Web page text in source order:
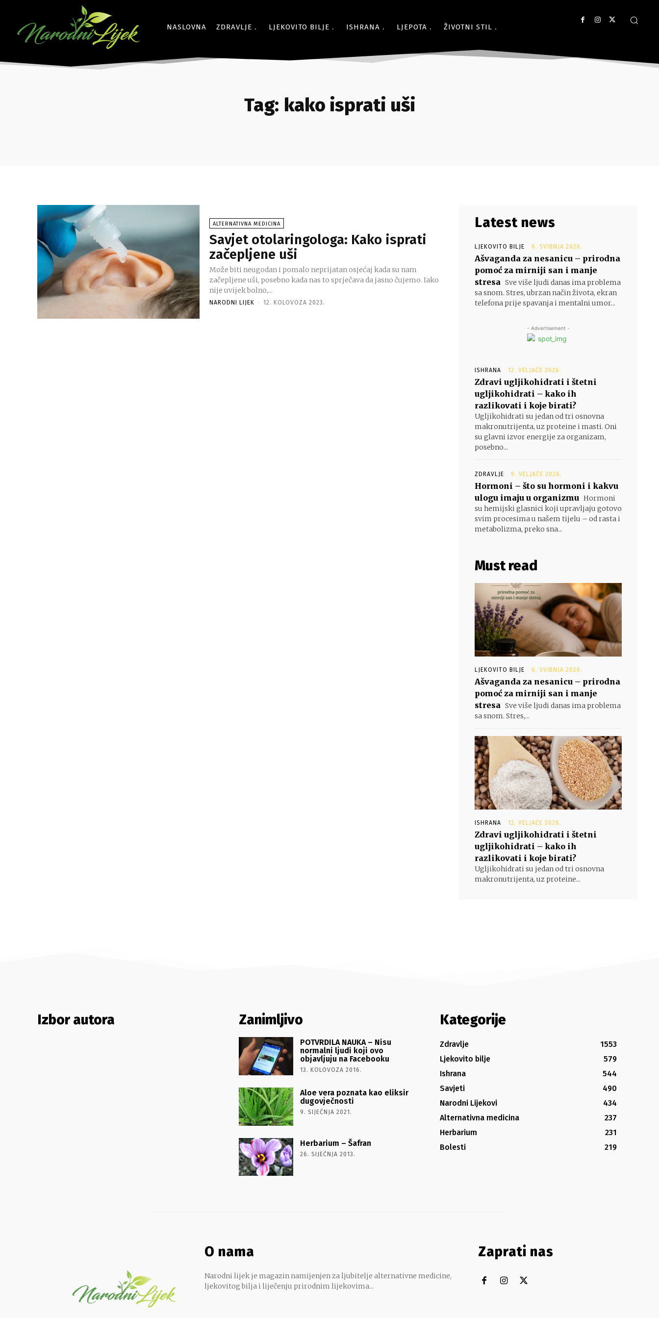
NASLOVNA ZDRAVLJE LJEKOVITO BILJE ISHRANA LJEPOTA ŽIVOTNI STIL
Tag: kako isprati uši
ALTERNATIVNA MEDICINA
Savjet otolaringologa: Kako isprati
začepljene uši
Može biti neugodan i pomalo neprijatan osjećaj kada su nam
začepljene uši, posebno kada nas to sprječava da jasno čujemo. Iako
nije uvijek bolno,...
NARODNI LIJEK - 12. KOLOVOZA 2023.
Latest news
LJEKOVITO BILJE 6. SVIBNJA 2026.
Ašvaganda za nesanicu – prirodna
pomoć za mirniji san i manje
stresa Sve više ljudi danas ima problema
sa snom. Stres, ubrzan način života, ekran
telefona prije spavanja i mentalni umor...
- Advertisement -
ISHRANA 12. VELJAČE 2026.
Zdravi ugljikohidrati i štetni
ugljikohidrati – kako ih
razlikovati i koje birati?
Ugljikohidrati su jedan od tri osnovna
makronutrijenta, uz proteine i masti. Oni
su glavni izvor energije za organizam,
posebno...
ZDRAVLJE 9. VELJAČE 2026.
Hormoni – što su hormoni i kakvu
ulogu imaju u organizmu Hormoni
su hemijski glasnici koji upravljaju gotovo
svim procesima u našem tijelu – od rasta i
metabolizma, preko sna...
Must read
LJEKOVITO BILJE 6. SVIBNJA 2026.
Ašvaganda za nesanicu – prirodna
pomoć za mirniji san i manje
stresa Sve više ljudi danas ima problema
sa snom. Stres,...
ISHRANA 12. VELJAČE 2026.
Zdravi ugljikohidrati i štetni
ugljikohidrati – kako ih
razlikovati i koje birati?
Ugljikohidrati su jedan od tri osnovna
makronutrijenta, uz proteine...
Izbor autora Zanimljivo
POTVRDILA NAUKA – Nisu
normalni ljudi koji ovo
objavljuju na Facebooku
13. KOLOVOZA 2016.
Aloe vera poznata kao eliksir
dugovječnosti
9. SIJEČNJA 2021.
Herbarium – Šafran
26. SIJEČNJA 2013.
Kategorije
Zdravlje
1553
Ljekovito bilje
579
Ishrana
544
Savjeti
490
Narodni Lijekovi
434
Alternativna medicina
237
Herbarium
231
Bolesti
219
O nama
Narodni lijek je magazin namijenjen za ljubitelje alternativne medicine,
ljekovitog bilja i liječenju prirodnim lijekovima...
Zaprati nas